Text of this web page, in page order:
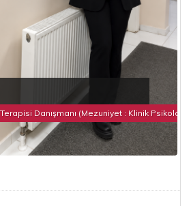
Danışmanı (Mezuniyet : Klinik Psikoloji)